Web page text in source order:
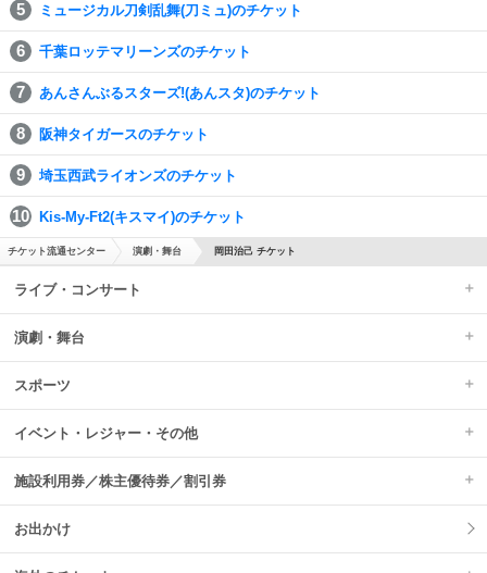
ミュージカル刀剣乱舞(刀ミュ)のチケット
千葉ロッテマリーンズのチケット
あんさんぶるスターズ!(あんスタ)のチケット
阪神タイガースのチケット
埼玉西武ライオンズのチケット
Kis-My-Ft2(キスマイ)のチケット
チケット流通センター 演劇・舞台 岡田治己 チケット
ライブ・コンサート
演劇・舞台
スポーツ
イベント・レジャー・その他
施設利用券／株主優待券／割引券
お出かけ